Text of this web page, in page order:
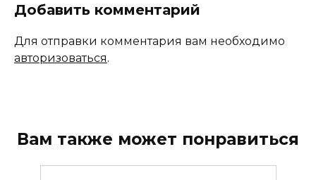
Добавить комментарий
Для отправки комментария вам необходимо
авторизоваться.
Вам также может понравиться